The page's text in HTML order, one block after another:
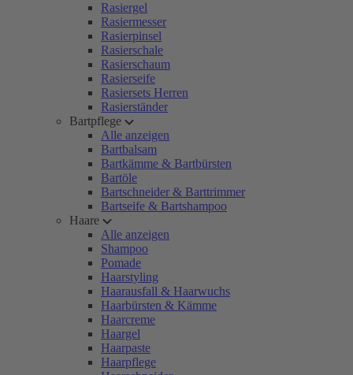
Rasiergel
Rasiermesser
Rasierpinsel
Rasierschale
Rasierschaum
Rasierseife
Rasiersets Herren
Rasierständer
Bartpflege
Alle anzeigen
Bartbalsam
Bartkämme & Bartbürsten
Bartöle
Bartschneider & Barttrimmer
Bartseife & Bartshampoo
Haare
Alle anzeigen
Shampoo
Pomade
Haarstyling
Haarausfall & Haarwuchs
Haarbürsten & Kämme
Haarcreme
Haargel
Haarpaste
Haarpflege